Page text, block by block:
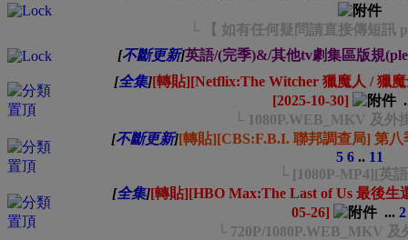
└ 【 如有任何疑問請直接傳短訊
[不斷更新]英語/(完季)&/其他tv劇集區版規
[全集][轉貼][Netflix:The Witcher 獵魔人 / 獵
[2025-10-30]
└ 1080P.WEB_MKV 及外
[不斷更新][轉貼][CBS:F.B.I. 聯邦調查局] 第八
5 6 .. 11
└ [1080P-MP4][英
[全集][轉貼][HBO Max:The Last of Us 最後生
05-26]
... 2
└ 720P/1080P.WEB_MKV